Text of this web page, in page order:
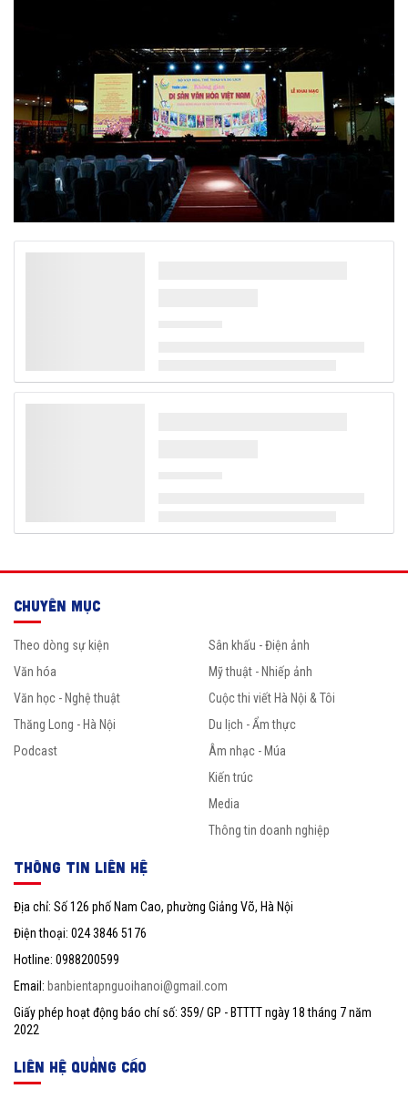
CHUYÊN MỤC
Theo dòng sự kiện
Văn hóa
Văn học - Nghệ thuật
Thăng Long - Hà Nội
Podcast
Sân khấu - Điện ảnh
Mỹ thuật - Nhiếp ảnh
Cuộc thi viết Hà Nội & Tôi
Du lịch - Ẩm thực
Âm nhạc - Múa
Kiến trúc
Media
Thông tin doanh nghiệp
THÔNG TIN LIÊN HỆ
Địa chỉ: Số 126 phố Nam Cao, phường Giảng Võ, Hà Nội
Điện thoại: 024 3846 5176
Hotline: 0988200599
Email: banbientapnguoihanoi@gmail.com
Giấy phép hoạt động báo chí số: 359/ GP - BTTTT ngày 18 tháng 7 năm
2022
LIÊN HỆ QUẢNG CÁO